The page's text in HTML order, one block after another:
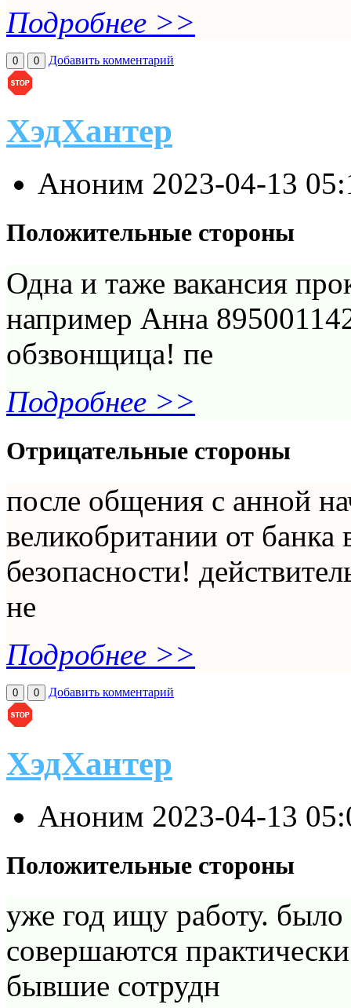
Подробнее >>
0 0 Добавить комментарий
ХэдХантер
Аноним 2023-04-13
Положительные стороны
Одна и таже вакансия
например Анна
обзвонщица! пе
Подробнее >>
Отрицательные стороны
после общения с анной
великобритании от
безопасности!
не
Подробнее >>
0 0 Добавить комментарий
ХэдХантер
Аноним 2023-04-13
Положительные стороны
уже год ищу работу. было
совершаются
бывшие сотрудн